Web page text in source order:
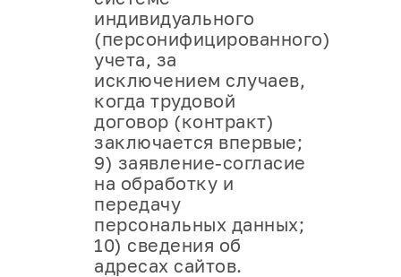
индивидуального
(персонифицированного)
учета, за
исключением случаев,
когда трудовой
договор (контракт)
заключается впервые;
9) заявление-согласие
на обработку и
передачу
персональных данных;
10) сведения об
адресах сайтов.